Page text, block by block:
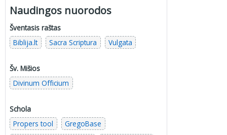
Naudingos nuorodos
Šventasis raštas
Biblija.lt
Sacra Scriptura Vulgata
Šv. Mišios
Divinum Officium
Schola
Propers tool
GregoBase